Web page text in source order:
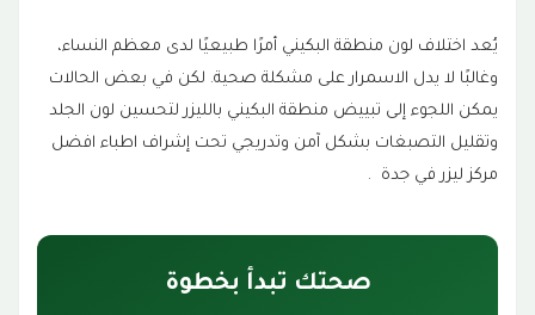
يُعد اختلاف لون منطقة البكيني أمرًا طبيعيًا لدى معظم النساء،
وغالبًا لا يدل الاسمرار على مشكلة صحية. لكن في بعض الحالات
يمكن اللجوء إلى تبييض منطقة البكيني بالليزر لتحسين لون الجلد
وتقليل التصبغات بشكل آمن وتدريجي تحت إشراف اطباء افضل
مركز ليزر في جدة .
صحتك تبدأ بخطوة